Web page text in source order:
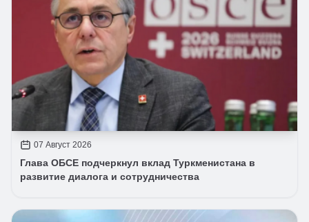
07 Август 2026
Глава ОБСЕ подчеркнул вклад Туркменистана в
развитие диалога и сотрудничества